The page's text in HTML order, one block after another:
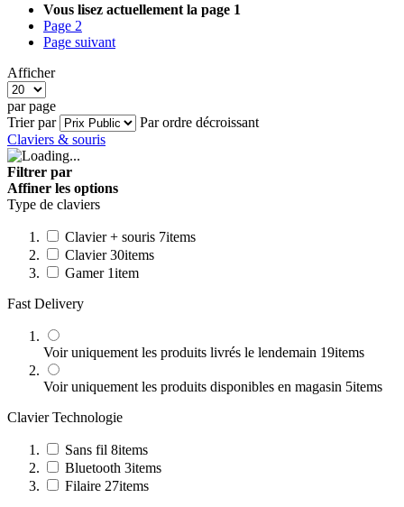
Vous lisez actuellement la page 1
Page 2
Page suivant
Afficher
par page
Trier par
Par ordre décroissant
Claviers & souris
Filtrer par
Affiner les options
Type de claviers
Clavier + souris 7items
Clavier30items
Gamer 1item
Fast Delivery
Voir uniquement les produits livrés le lendemain 19items
Voir uniquement les produits disponibles en magasin 5items
Clavier Technologie
Sans fil 8items
Bluetooth 3items
Filaire 27items